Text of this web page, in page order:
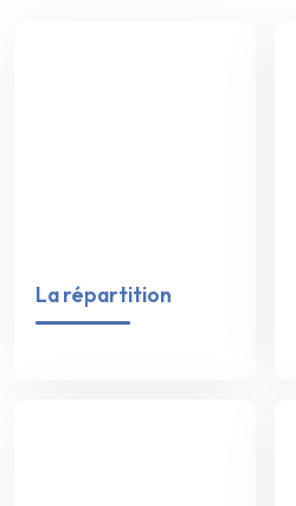
La répartition